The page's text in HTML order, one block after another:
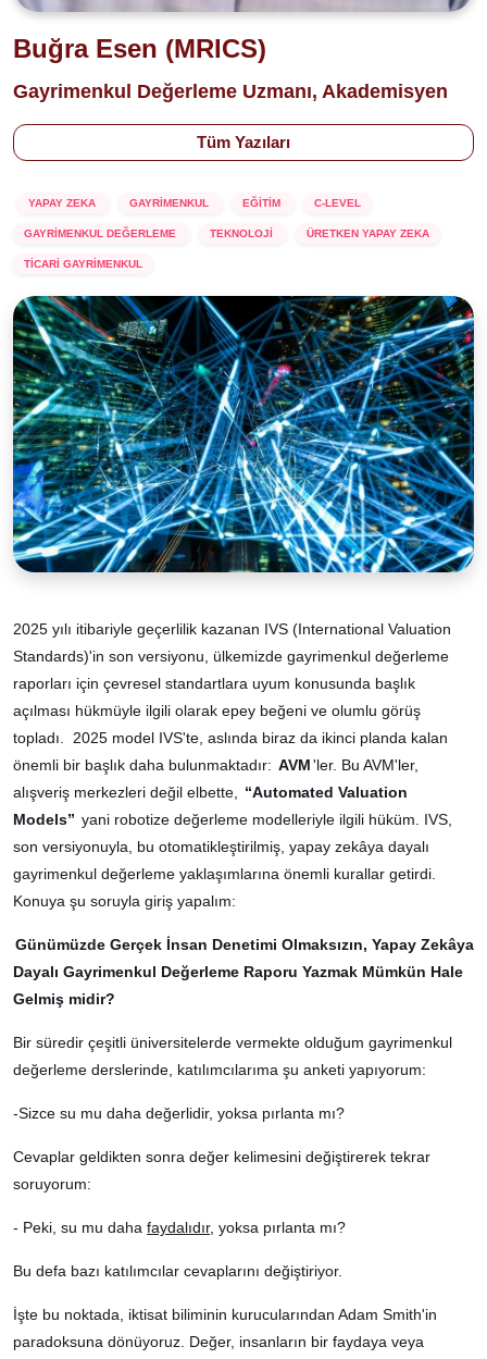
Buğra Esen (MRICS)
Gayrimenkul Değerleme Uzmanı, Akademisyen
Tüm Yazıları
YAPAY ZEKA GAYRİMENKUL EĞİTİM C-LEVEL
GAYRİMENKUL DEĞERLEME TEKNOLOJİ ÜRETKEN YAPAY ZEKA
TİCARİ GAYRİMENKUL
2025 yılı itibariyle geçerlilik kazanan IVS (International Valuation
Standards)'in son versiyonu, ülkemizde gayrimenkul değerleme
raporları için çevresel standartlara uyum konusunda başlık
açılması hükmüyle ilgili olarak epey beğeni ve olumlu görüş
topladı. 2025 model IVS'te, aslında biraz da ikinci planda kalan
önemli bir başlık daha bulunmaktadır: AVM'ler. Bu AVM'ler,
alışveriş merkezleri değil elbette,
“Automated Valuation
Models” yani robotize değerleme modelleriyle ilgili hüküm. IVS,
son versiyonuyla, bu otomatikleştirilmiş, yapay zekâya dayalı
gayrimenkul değerleme yaklaşımlarına önemli kurallar getirdi.
Konuya şu soruyla giriş yapalım:
Günümüzde Gerçek İnsan Denetimi Olmaksızın, Yapay Zekâya
Dayalı Gayrimenkul Değerleme Raporu Yazmak Mümkün Hale
Gelmiş midir?
Bir süredir çeşitli üniversitelerde vermekte olduğum gayrimenkul
değerleme derslerinde, katılımcılarıma şu anketi yapıyorum:
-Sizce su mu daha değerlidir, yoksa pırlanta mı?
Cevaplar geldikten sonra değer kelimesini değiştirerek tekrar
soruyorum:
- Peki, su mu daha faydalıdır, yoksa pırlanta mı?
Bu defa bazı katılımcılar cevaplarını değiştiriyor.
İşte bu noktada, iktisat biliminin kurucularından Adam Smith'in
paradoksuna dönüyoruz. Değer, insanların bir faydaya veya